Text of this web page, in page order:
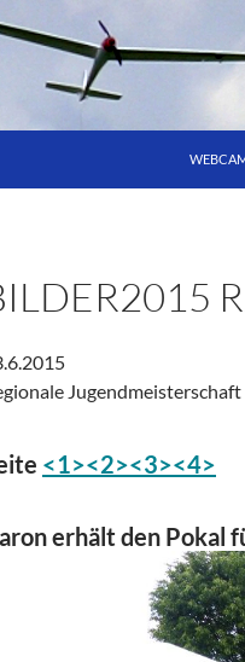
<1><2><3><4>
erhält den Pokal